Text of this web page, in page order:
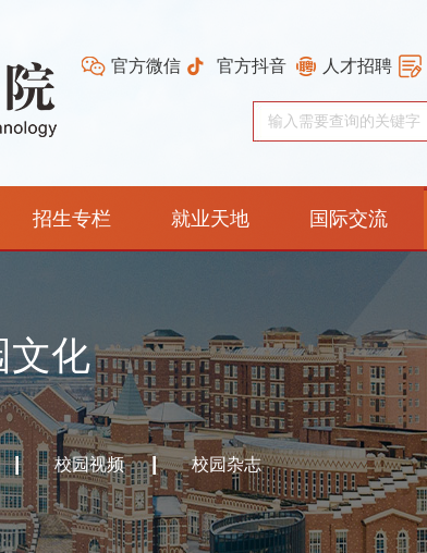
人才招聘
官方抖音
官方微信
招生专栏 就业天地 国际交流
文化
校园视频 校园杂志